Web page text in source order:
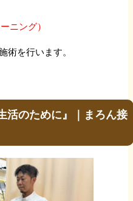
ニング）
術を行います。
活のために』｜まろん接